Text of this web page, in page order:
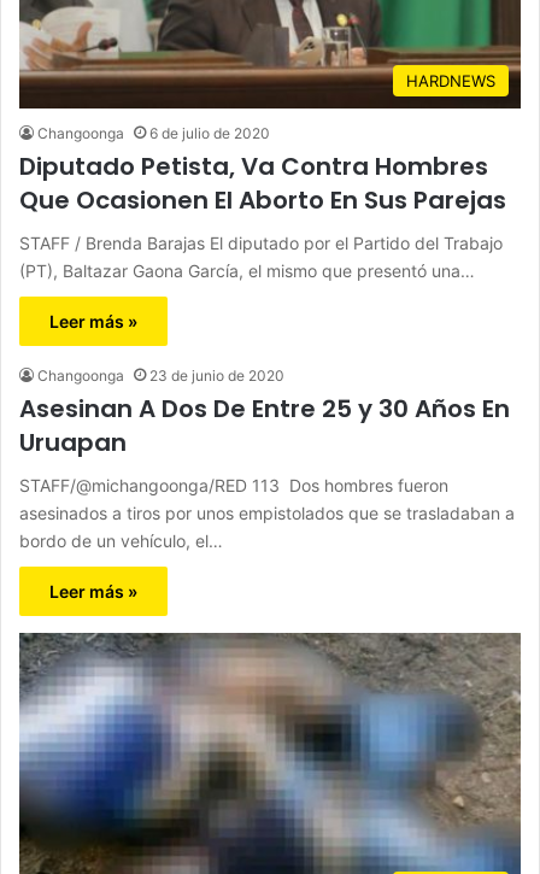
HARDNEWS
Changoonga 6 de julio de 2020
Diputado Petista, Va Contra Hombres
Que Ocasionen El Aborto En Sus Parejas
STAFF / Brenda Barajas El diputado por el Partido del Trabajo
(PT), Baltazar Gaona García, el mismo que presentó una…
Leer más »
Changoonga 23 de junio de 2020
Asesinan A Dos De Entre 25 y 30 Años En
Uruapan
STAFF/@michangoonga/RED 113 Dos hombres fueron
asesinados a tiros por unos empistolados que se trasladaban a
bordo de un vehículo, el…
Leer más »